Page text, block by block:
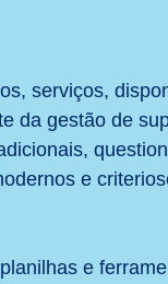
serviços,
da gestão de
e
e